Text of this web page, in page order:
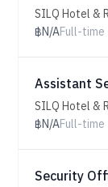
SILQ Hotel &
฿N/AFull-time
Assistant
SILQ Hotel &
฿N/AFull-time
Security